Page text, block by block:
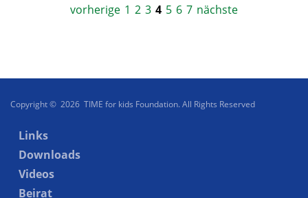
vorherige 1 2 3 4 5 6 7 nächste
Copyright © 2026 TIME for kids Foundation. All Rights Reserved
Links
Downloads
Videos
Beirat